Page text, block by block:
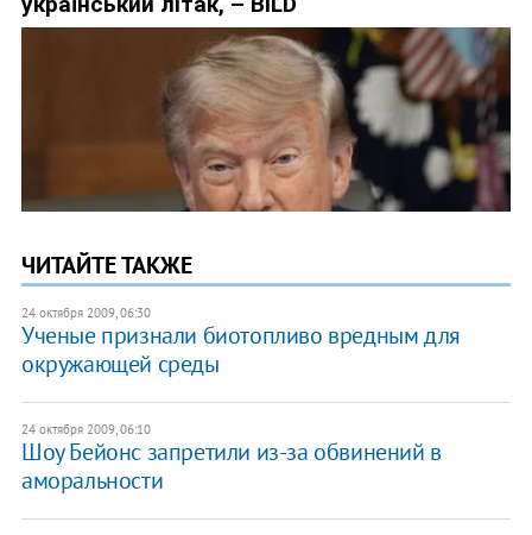
ЧИТАЙТЕ ТАКЖЕ
24 октября 2009, 06:30
Ученые признали биотопливо вредным для
окружающей среды
24 октября 2009, 06:10
Шоу Бейонс запретили из-за обвинений в
аморальности